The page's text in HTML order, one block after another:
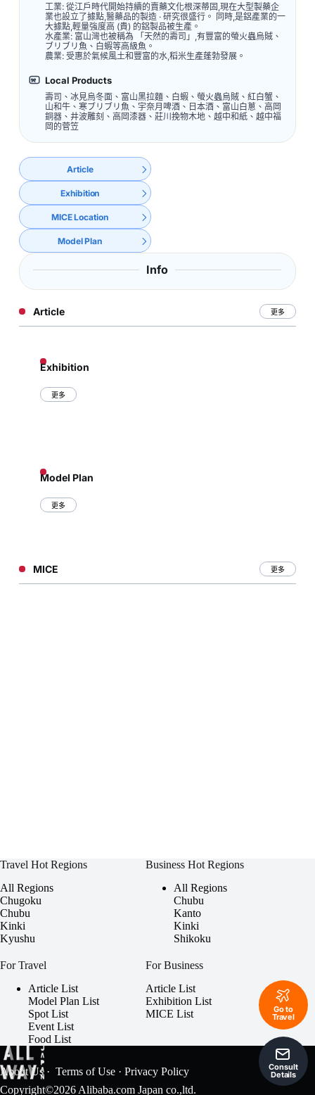
工業: 從江戶時代開始持續的賣藥文化根深蒂固,現在大型製藥企
業也設立了據點,醫藥品的製造 · 研究很盛行。 同時,是鋁產業的一
大據點,輕量強度高 (貴) 的鋁製品被生產。
水產業: 富山灣也被稱為 「天然的壽司」,有豐富的螢火蟲烏賊、
ブリブリ魚、白蝦等高級魚。
農業: 受惠於氣候風土和豐富的水,稻米生產蓬勃發展。
Local Products
壽司、冰見烏冬面、富山黑拉麵、白蝦、螢火蟲烏賊、紅白蟹、
山和牛、寒ブリブリ魚、宇奈月啤酒、日本酒、富山白蔥、高岡
銅器、井波雕刻、高岡漆器、莊川挽物木地、越中和紙、越中福
岡的菅笠
Article
Exhibition
MICE Location
Model Plan
Info
Article 更多
Exhibition
更多
Model Plan
更多
MICE 更多
Consult
Details
Go to
Travel
Travel Hot Regions
All Regions
Chugoku
Chubu
Kinki
Kyushu
Business Hot Regions
All Regions
Chubu
Kanto
Kinki
Shikoku
For Travel
Article List
Model Plan List
Spot List
Event List
Food List
For Business
Article List
Exhibition List
MICE List
About Us· Terms of Use · Privacy Policy
Copyright©2026 Alibaba.com Japan co.,ltd.